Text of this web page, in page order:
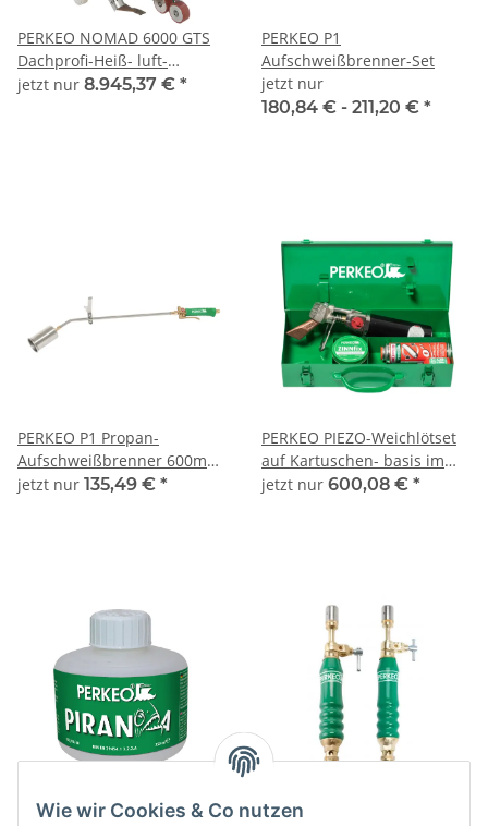
Wie wir Cookies & Co nutzen
PERKEO NOMAD 6000 GTS
Dachprofi-Heiß- luft-
Schweißautomat 400 V,5700
jetzt nur 8.945,37 € *
PERKEO P1
Aufschweißbrenner-Set
jetzt nur
180,84 € - 211,20 € *
PERKEO P1 Propan-
Aufschweißbrenner 600mm-
Rohr,60mm-
jetzt nur 135,49 € *
PERKEO PIEZO-Weichlötset
auf Kartuschen- basis im
Stahlblechkasten kpl. -
jetzt nur 600,08 € *
PERKEO PIRANHA Weichlöt-
PERKEO Propan